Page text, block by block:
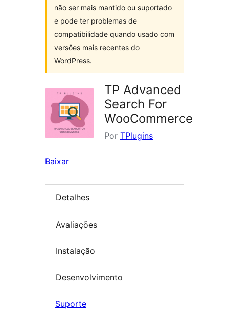
não ser mais mantido ou suportado
e pode ter problemas de
compatibilidade quando usado com
versões mais recentes do
WordPress.
TP Advanced
Search For
WooCommerce
Por TPlugins
Baixar
Detalhes
Avaliações
Instalação
Desenvolvimento
Suporte